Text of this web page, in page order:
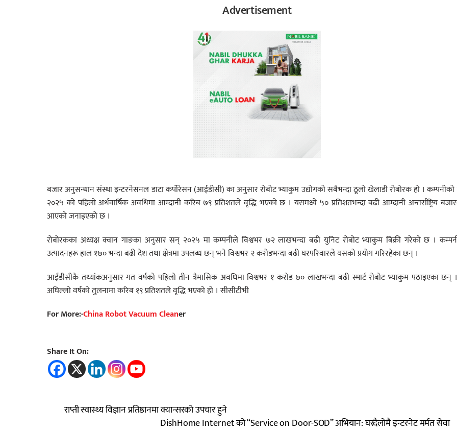
Advertisement
बजार अनुसन्धान संस्था इन्टरनेसनल डाटा कर्पोरेसन (आईडीसी) का अनुसार रोबोट भ्याकुम उद्योगको सबैभन्दा ठूलो खेलाडी रोबोरक हो ।
२०२५ को पहिलो अर्धवार्षिक अवधिमा आम्दानी करिब ७९ प्रतिशतले वृद्धि भएको छ । यसमध्ये ५० प्रतिशतभन्दा बढी आम्दानी अन्तर्राष्ट्रिय
आएको जनाइएको छ ।
रोबोरकका अध्यक्ष क्वान गाङका अनुसार सन् २०२५ मा कम्पनीले विश्वभर ७२ लाखभन्दा बढी युनिट रोबोट भ्याकुम बिक्री गरेको छ ।
उत्पादनहरू हाल १७० भन्दा बढी देश तथा क्षेत्रमा उपलब्ध छन् भने विश्वभर २ करोडभन्दा बढी घरपरिवारले यसको प्रयोग गरिरहेका छन् ।
आईडीसीकै तथ्यांकअनुसार गत वर्षको पहिलो तीन त्रैमासिक अवधिमा विश्वभर १ करोड ७० लाखभन्दा बढी स्मार्ट रोबोट भ्याकुम पठाइएका छन्
अघिल्लो वर्षको तुलनामा करिब १९ प्रतिशतले वृद्धि भएको हो । सीसीटीभी
For More:-China Robot Vacuum Cleaner
Share It On:
राप्ती स्वास्थ्य विज्ञान प्रतिष्ठानमा क्यान्सरको उपचार हुने
DishHome Internet को “Service on Door-SOD” अभियान: घरदैलोमै इन्टरनेट मर्मत सेवा